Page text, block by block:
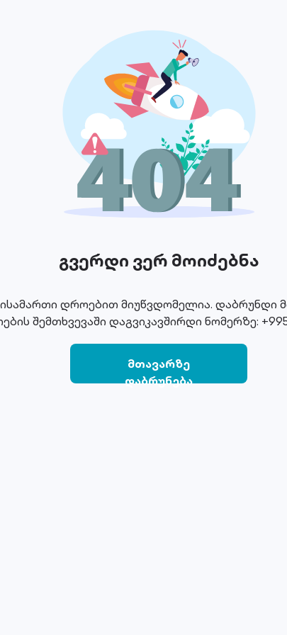
გვერდი ვერ მოიძებნა
დროებით მიუწვდომელია. დაბრუნდი
შემთხვევაში დაგვიკავშირდი ნომერზე:
მთავარზე
დაბრუნება